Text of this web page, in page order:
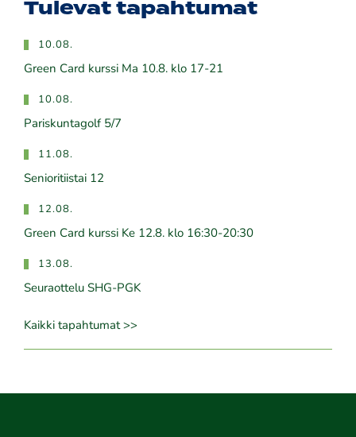
Tulevat tapahtumat
10.08.
Green Card kurssi Ma 10.8. klo 17-21
10.08.
Pariskuntagolf 5/7
11.08.
Senioritiistai 12
12.08.
Green Card kurssi Ke 12.8. klo 16:30-20:30
13.08.
Seuraottelu SHG-PGK
Kaikki tapahtumat >>